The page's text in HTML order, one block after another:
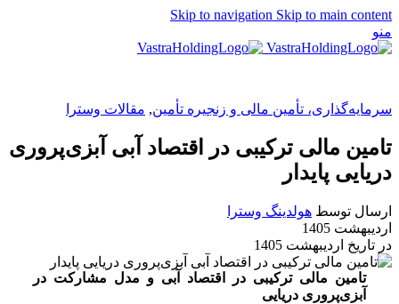
Skip to navigation Skip to main content
منو
سرمایه‌گذاری، تأمین مالی و زنجیره تأمین, مقالات وسترا
تامین مالی ترکیبی در اقتصاد آبی آبزی‌پروری
دریایی پایدار
ارسال توسط هولدینگ وسترا
اردیبهشت 1405
در تاریخ اردیبهشت 1405
تامین مالی ترکیبی در اقتصاد آبی و مدل مشارکت در
آبزی‌پروری دریایی